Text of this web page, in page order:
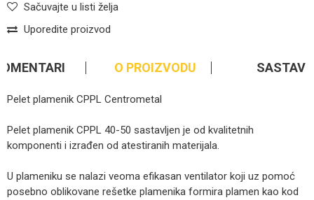
Sačuvajte u listi želja
Uporedite proizvod
O PROIZVODU SASTAV
Pelet plamenik CPPL Centrometal
Pelet plamenik CPPL 40-50 sastavljen je od kvalitetnih
komponenti i izrađen od atestiranih materijala.
U plameniku se nalazi veoma efikasan ventilator koji uz pomoć
posebno oblikovane rešetke plamenika formira plamen kao kod